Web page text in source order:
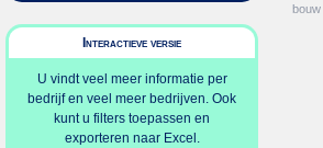
Interactieve versie
U vindt veel meer informatie per
bedrijf en veel meer bedrijven. Ook
kunt u filters toepassen en
exporteren naar Excel.
bouw